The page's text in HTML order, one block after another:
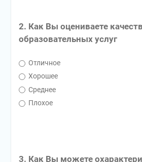
2. Как Вы оцениваете
образовательных услуг
Отличное
Хорошее
Среднее
Плохое
3. Как Вы можете